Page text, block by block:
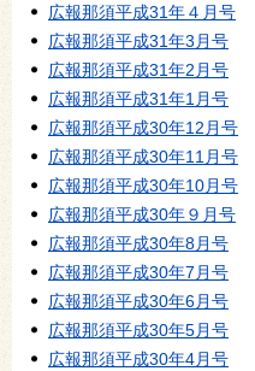
広報那須平成31年４月号
広報那須平成31年3月号
広報那須平成31年2月号
広報那須平成31年1月号
広報那須平成30年12月号
広報那須平成30年11月号
広報那須平成30年10月号
広報那須平成30年９月号
広報那須平成30年8月号
広報那須平成30年7月号
広報那須平成30年6月号
広報那須平成30年5月号
広報那須平成30年4月号